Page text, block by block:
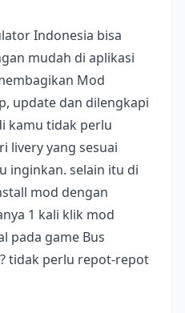
Indonesia bisa
mudah di aplikasi
Mod
update dan dilengkapi
kamu tidak perlu
livery yang sesuai
inginkan. selain itu di
mod dengan
1 kali klik mod
pada game Bus
tidak perlu repot-repot